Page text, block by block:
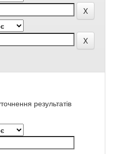
результатів